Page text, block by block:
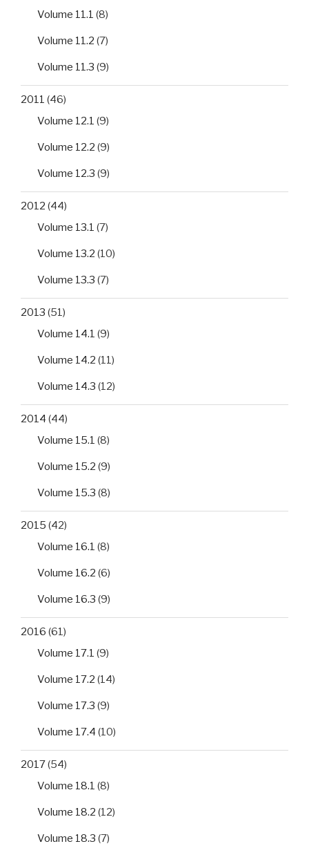
Volume 11.1 (8)
Volume 11.2 (7)
Volume 11.3 (9)
2011 (46)
Volume 12.1 (9)
Volume 12.2 (9)
Volume 12.3 (9)
2012 (44)
Volume 13.1 (7)
Volume 13.2 (10)
Volume 13.3 (7)
2013 (51)
Volume 14.1 (9)
Volume 14.2 (11)
Volume 14.3 (12)
2014 (44)
Volume 15.1 (8)
Volume 15.2 (9)
Volume 15.3 (8)
2015 (42)
Volume 16.1 (8)
Volume 16.2 (6)
Volume 16.3 (9)
2016 (61)
Volume 17.1 (9)
Volume 17.2 (14)
Volume 17.3 (9)
Volume 17.4 (10)
2017(54)
Volume 18.1 (8)
Volume 18.2 (12)
Volume 18.3 (7)